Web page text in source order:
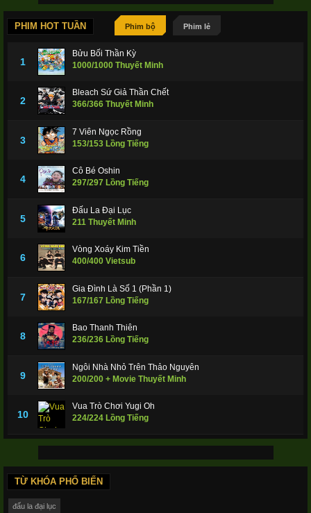
PHIM HOT TUẦN Phim bộ Phim lẻ
1
Bửu Bối Thần Kỳ
1000/1000 Thuyết Minh
2
Bleach Sứ Giả Thần Chết
366/366 Thuyết Minh
3
7 Viên Ngọc Rồng
153/153 Lồng Tiếng
4
Cô Bé Oshin
297/297 Lồng Tiếng
5
Đấu La Đại Lục
211 Thuyết Minh
6
Vòng Xoáy Kim Tiền
400/400 Vietsub
7
Gia Đình Là Số 1 (Phần 1)
167/167 Lồng Tiếng
8
Bao Thanh Thiên
236/236 Lồng Tiếng
9
Ngôi Nhà Nhỏ Trên Thảo Nguyên
200/200 + Movie Thuyết Minh
10
Vua Trò Chơi Yugi Oh
224/224 Lồng Tiếng
TỪ KHÓA PHỔ BIẾN
đấu la đại lục